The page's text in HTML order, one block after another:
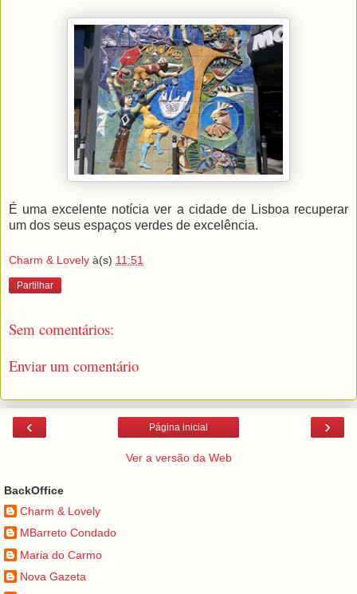
É uma excelente notícia ver a cidade de Lisboa recuperar
um dos seus espaços verdes de excelência.
Charm & Lovely à(s) 11:51
Partilhar
Sem comentários:
Enviar um comentário
‹ ›
Página inicial
Ver a versão da Web
BackOffice
Charm & Lovely
MBarreto Condado
Maria do Carmo
Nova Gazeta